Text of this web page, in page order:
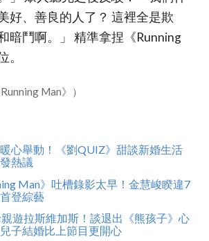
好、善良的人了？ 這裡全是欺
暗鬥啊。」 精準拿捏《Running
。
Man》）
心舉動！《劉QUIZ》甜談新婚生活
熱議
Man》吐槽錄影太早！金慧峻睽違7
登綜藝
遊拉斯維加斯！談退出《熊孩子》心
子結婚比上節目更開心